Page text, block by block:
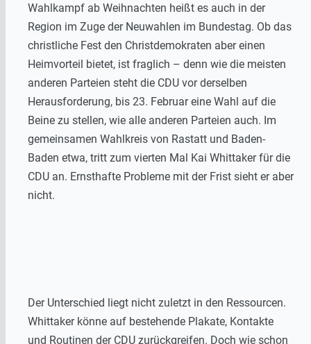
Wahlkampf ab Weihnachten heißt es auch in der
Region im Zuge der Neuwahlen im Bundestag. Ob das
christliche Fest den Christdemokraten aber einen
Heimvorteil bietet, ist fraglich – denn wie die meisten
anderen Parteien steht die CDU vor derselben
Herausforderung, bis 23. Februar eine Wahl auf die
Beine zu stellen, wie alle anderen Parteien auch. Im
gemeinsamen Wahlkreis von Rastatt und Baden-
Baden etwa, tritt zum vierten Mal Kai Whittaker für die
CDU an. Ernsthafte Probleme mit der Frist sieht er aber
nicht.
Der Unterschied liegt nicht zuletzt in den Ressourcen.
Whittaker könne auf bestehende Plakate, Kontakte
und Routinen der CDU zurückgreifen. Doch wie schon